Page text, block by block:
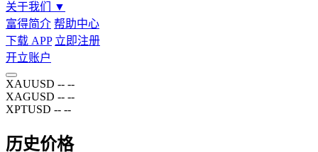
关于我们
▼
富得简介 帮助中心
下载 APP 立即注册
开立账户
XAUUSD -- --
XAGUSD -- --
XPTUSD -- --
历史价格